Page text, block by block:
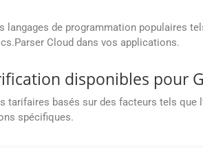
langages de programmation populaires
Cloud dans vos applications.
disponibles pour
tarifaires basés sur des facteurs tels
spécifiques.